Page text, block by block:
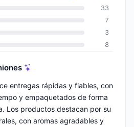
33
7
3
8
entregas rápidas y fiables, con
y empaquetados de forma
Los productos destacan por su
con aromas agradables y